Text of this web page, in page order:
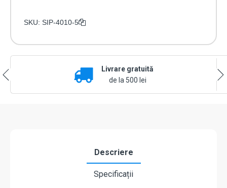
SKU: SIP-4010-5
Livrare gratuită
de la 500 lei
Descriere
Specificații